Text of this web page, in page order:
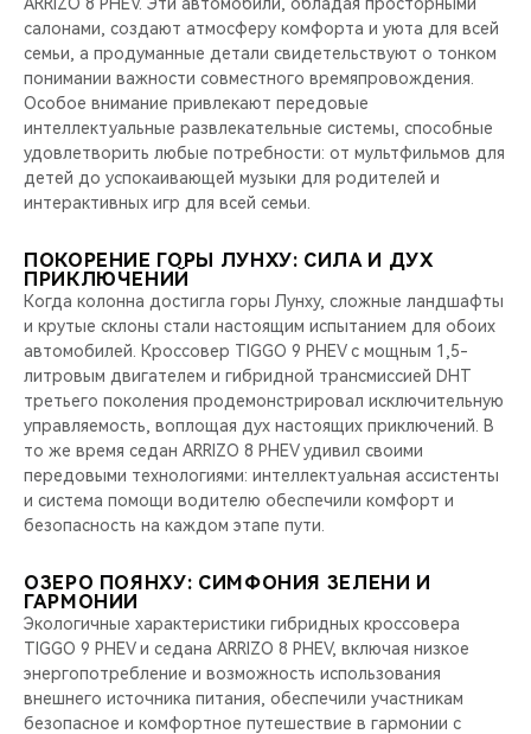
салонами, создают атмосферу комфорта и уюта для всей
семьи, а продуманные детали свидетельствуют о тонком
понимании важности совместного времяпровождения.
Особое внимание привлекают передовые
интеллектуальные развлекательные системы, способные
удовлетворить любые потребности: от мультфильмов для
детей до успокаивающей музыки для родителей и
интерактивных игр для всей семьи.
ПОКОРЕНИЕ ГОРЫ ЛУНХУ: СИЛА И ДУХ
ПРИКЛЮЧЕНИЙ
Когда колонна достигла горы Лунху, сложные ландшафты
и крутые склоны стали настоящим испытанием для обоих
автомобилей. Кроссовер TIGGO 9 PHEV с мощным 1,5-
литровым двигателем и гибридной трансмиссией DHT
третьего поколения продемонстрировал исключительную
управляемость, воплощая дух настоящих приключений. В
то же время седан ARRIZO 8 PHEV удивил своими
передовыми технологиями: интеллектуальная ассистенты
и система помощи водителю обеспечили комфорт и
безопасность на каждом этапе пути.
ОЗЕРО ПОЯНХУ: СИМФОНИЯ ЗЕЛЕНИ И
ГАРМОНИИ
Экологичные характеристики гибридных кроссовера
TIGGO 9 PHEV и седана ARRIZO 8 PHEV, включая низкое
энергопотребление и возможность использования
внешнего источника питания, обеспечили участникам
безопасное и комфортное путешествие в гармонии с